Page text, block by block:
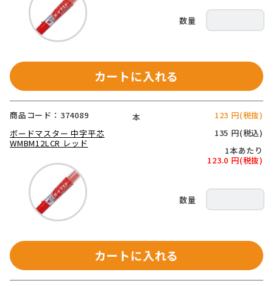
カートに入れる
商品コード：374089
ボードマスター 中字平芯
WMBM12LCR レッド
本
123 円(税抜)
135 円(税込)
1本あたり
123.0 円(税抜)
カートに入れる